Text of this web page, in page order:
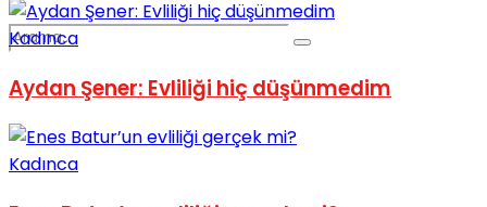
Kadınca
Aydan Şener: Evliliği hiç düşünmedim
Kadınca